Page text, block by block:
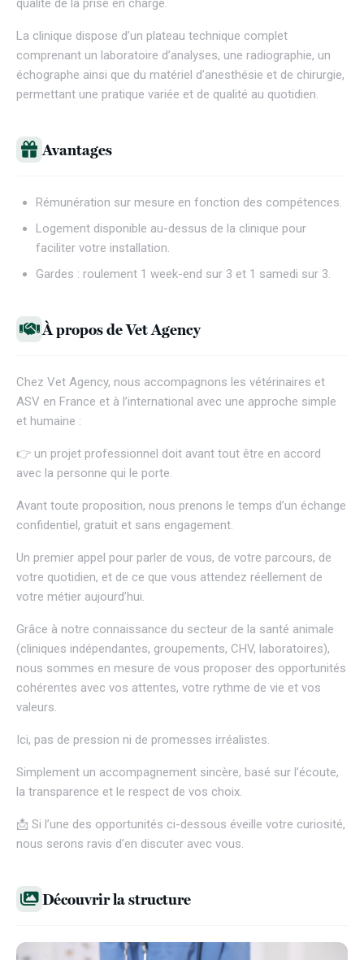
qualité de la prise en charge.
La clinique dispose d’un plateau technique complet
comprenant un laboratoire d’analyses, une radiographie, un
échographe ainsi que du matériel d’anesthésie et de chirurgie,
permettant une pratique variée et de qualité au quotidien.
Avantages
Rémunération sur mesure en fonction des compétences.
Logement disponible au-dessus de la clinique pour
faciliter votre installation.
Gardes : roulement 1 week-end sur 3 et 1 samedi sur 3.
À propos de Vet Agency
Chez Vet Agency, nous accompagnons les vétérinaires et
ASV en France et à l’international avec une approche simple
et humaine :
👉 un projet professionnel doit avant tout être en accord
avec la personne qui le porte.
Avant toute proposition, nous prenons le temps d’un échange
confidentiel, gratuit et sans engagement.
Un premier appel pour parler de vous, de votre parcours, de
votre quotidien, et de ce que vous attendez réellement de
votre métier aujourd’hui.
Grâce à notre connaissance du secteur de la santé animale
(cliniques indépendantes, groupements, CHV, laboratoires),
nous sommes en mesure de vous proposer des opportunités
cohérentes avec vos attentes, votre rythme de vie et vos
valeurs.
Ici, pas de pression ni de promesses irréalistes.
Simplement un accompagnement sincère, basé sur l’écoute,
la transparence et le respect de vos choix.
📩 Si l’une des opportunités ci-dessous éveille votre curiosité,
nous serons ravis d’en discuter avec vous.
Découvrir la structure